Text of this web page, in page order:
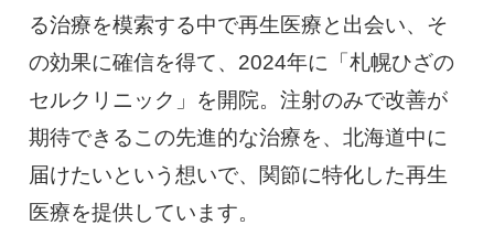
る治療を模索する中で再生医療と出会い、そ
の効果に確信を得て、2024年に「札幌ひざの
セルクリニック」を開院。注射のみで改善が
期待できるこの先進的な治療を、北海道中に
届けたいという想いで、関節に特化した再生
医療を提供しています。